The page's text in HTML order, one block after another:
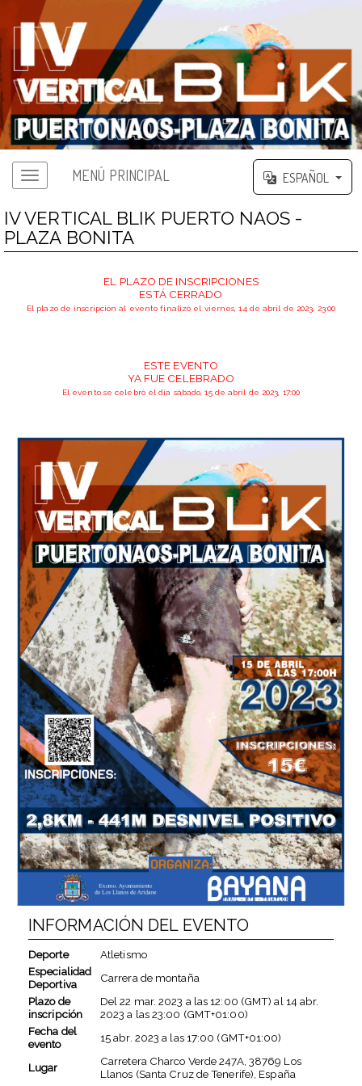
Menú principalMENÚ PRINCIPAL ESPAÑOL
IV VERTICAL BLIK PUERTO NAOS -
PLAZA BONITA
EL PLAZO DE INSCRIPCIONES
ESTÁ CERRADO
El plazo de inscripción al evento finalizó el viernes, 14 de abril de 2023, 23:00
ESTE EVENTO
YA FUE CELEBRADO
El evento se celebró el día sábado, 15 de abril de 2023, 17:00
INFORMACIÓN DEL EVENTO
Deporte
Atletismo
Especialidad
Deportiva
Carrera de montaña
Plazo de
inscripción
Del22 mar. 2023 a las12:00 (GMT) al 14 abr.
2023 a las23:00 (GMT+01:00)
Fecha del
evento
15 abr. 2023 a las17:00 (GMT+01:00)
Lugar
Carretera Charco Verde 247A, 38769 Los
Llanos (Santa Cruz de Tenerife), España